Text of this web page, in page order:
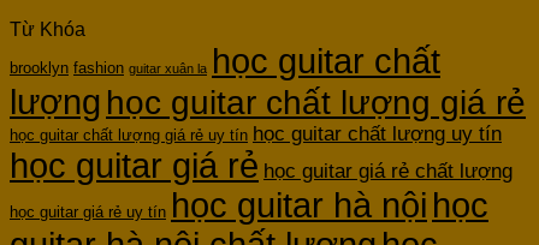
Từ Khóa
brooklyn fashion guitar xuân la học guitar chất
lượng học guitar chất lượng giá rẻ
học guitar chất lượng giá rẻ uy tín học guitar chất lượng uy tín
học guitar giá rẻ học guitar giá rẻ chất lượng
học guitar giá rẻ uy tín học guitar hà nội học